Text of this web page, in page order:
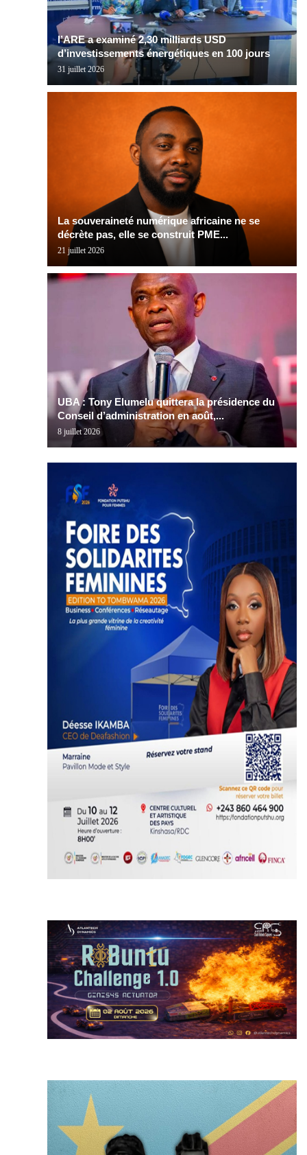
l’ARE a examiné 2,30 milliards USD
d’investissements énergétiques en 100 jours
31 juillet 2026
La souveraineté numérique africaine ne se
décrète pas, elle se construit PME...
21 juillet 2026
UBA : Tony Elumelu quittera la présidence du
Conseil d’administration en août,...
8 juillet 2026